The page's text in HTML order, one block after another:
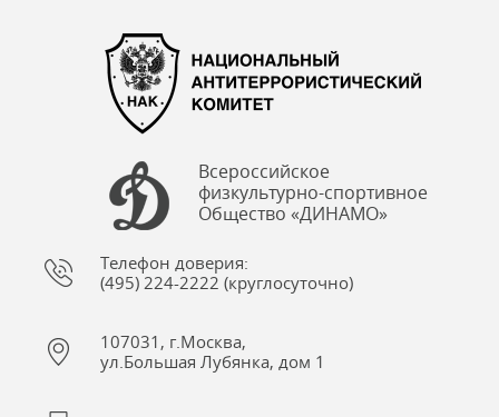
Всероссийское
физкультурно-спортивное
Общество «ДИНАМО»
Телефон доверия:
(495) 224-2222 (круглосуточно)
107031, г.Москва,
ул.Большая Лубянка, дом 1